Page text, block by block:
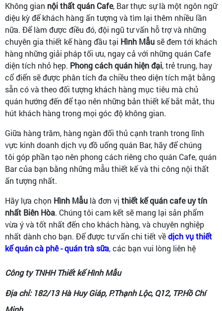
Không gian nội thất quán Cafe, Bar thực sự là một ngôn ngữ
diệu kỳ để khách hàng ấn tượng và tìm lại thêm nhiều lần
nữa. Để làm được điều đó, đội ngũ tư vấn hỗ trợ và những
chuyên gia thiết kế hàng đầu tại Hình Mẫu sẽ đem tới khách
hàng những giải pháp tối ưu, ngay cả với những quán Cafe
diện tích nhỏ hẹp. Phong cách quán hiện đại, trẻ trung, hay
cổ điển sẽ được phân tích đa chiều theo diện tích mặt bằng
sẵn có và theo đối tượng khách hàng mục tiêu mà chủ
quán hướng đến để tạo nên những bản thiết kế bắt mắt, thu
hút khách hàng trong mọi góc độ không gian.
Giữa hàng trăm, hàng ngàn đối thủ cạnh tranh trong lĩnh
vực kinh doanh dịch vụ đồ uống quán Bar, hãy để chúng
tôi góp phần tạo nên phong cách riêng cho quán Cafe, quán
Bar của bạn bằng những mẫu thiết kế và thi công nội thất
ấn tượng nhất.
Hãy lựa chọn Hình Mẫu là đơn vị thiết kế quán cafe uy tín
nhất Biên Hòa. Chúng tôi cam kết sẽ mang lại sản phẩm
vừa ý và tốt nhất đến cho khách hàng, và chuyên nghiệp
nhất dành cho bạn. Để được tư vấn chi tiết vềdịch vụ thiết
kế quán cà phê - quán trà sữa, các bạn vui lòng liên hệ
Công ty TNHH Thiết kế Hình Mẫu
Địa chỉ: 182/13 Hà Huy Giáp, P.Thạnh Lộc, Q12, TP.Hồ Chí